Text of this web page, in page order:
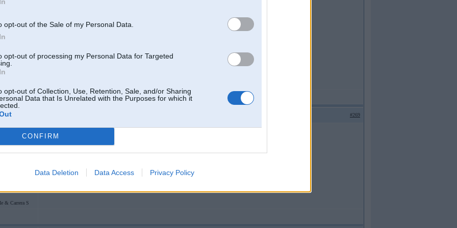
opt-out of the Sale of my Personal Data.
opt-out of processing my Personal Data for Targeted
opt-out of Collection, Use, Retention, Sale, and/or Sharing
Data that Is Unrelated with the Purposes for which it
CONFIRM
Data Deletion Data Access Privacy Policy
#269
& Carrera S
ideja jau nemainās, sonoff, shelly, bosch vai kāds tas relejs.